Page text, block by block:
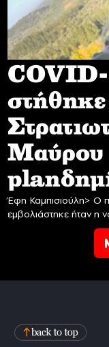
Mαύρου
Έφη Καμπισιούλη> Ο
εμβολιάστηκε ήταν η